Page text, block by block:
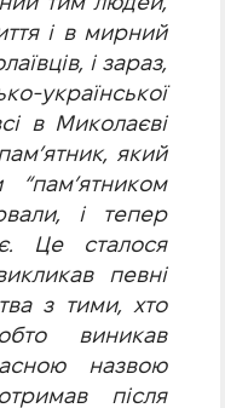
і в мирний
і зараз,
української
в Миколаєві
який
і тепер
Це сталося
певні
з тими, хто
виникав
назвою
після